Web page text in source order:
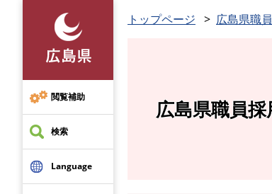
先
頭
で
す
閲覧補助
検索
Language
トップページ 広島県職
広島県職員